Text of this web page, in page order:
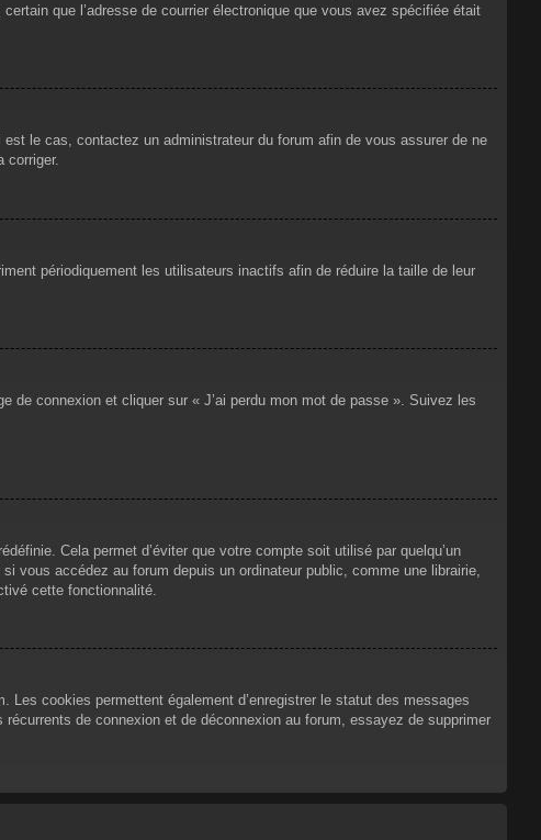
que l’adresse de courrier électronique que vous avez spécifiée était
le cas, contactez un administrateur du forum afin de vous assurer de ne
corriger.
périodiquement les utilisateurs inactifs afin de réduire la taille de leur
de connexion et cliquer sur « J’ai perdu mon mot de passe ». Suivez les
Cela permet d’éviter que votre compte soit utilisé par quelqu’un
vous accédez au forum depuis un ordinateur public, comme une librairie,
cette fonctionnalité.
cookies permettent également d’enregistrer le statut des messages
de connexion et de déconnexion au forum, essayez de supprimer